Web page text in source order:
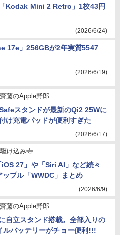
Kodak Mini 2 Retro」1枚43円
(2026/6/24)
17e」256GBが2年実質5547
(2026/6/19)
藤のApple野郎
スタンドが最新のQi2 25Wに
け充電パッドが便利すぎた
(2026/6/17)
け込み寺
27」や「Siri AI」など続々
ップル「WWDC」まとめ
(2026/6/9)
藤のApple野郎
自立スタンド搭載。全部入りの
ルバッテリーがチョー便利!!!